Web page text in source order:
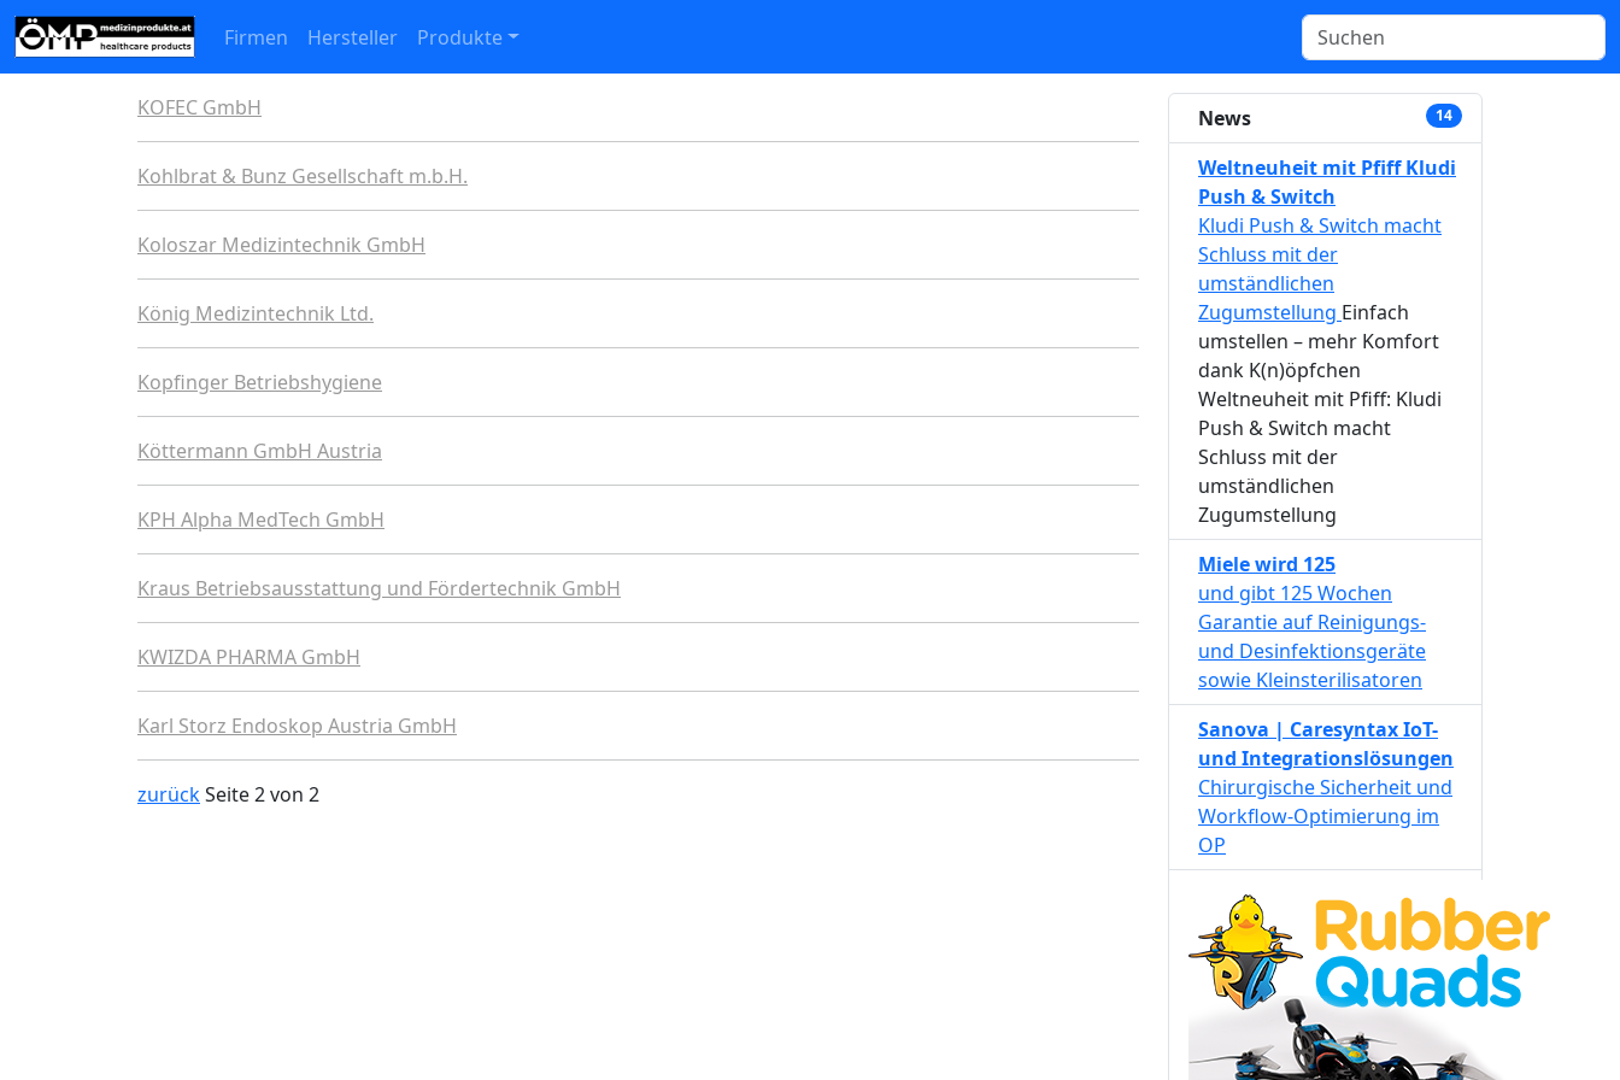
Firmen Hersteller Produkte
KOFEC GmbH
Kohlbrat & Bunz Gesellschaft m.b.H.
Koloszar Medizintechnik GmbH
König Medizintechnik Ltd.
Kopfinger Betriebshygiene
Köttermann GmbH Austria
KPH Alpha MedTech GmbH
Kraus Betriebsausstattung und Fördertechnik GmbH
KWIZDA PHARMA GmbH
Karl Storz Endoskop Austria GmbH
zurückSeite 2 von 2
News 14
Weltneuheit mit Pfiff Kludi
Push & Switch
Kludi Push & Switch macht
Schluss mit der
umständlichen
Zugumstellung Einfach
umstellen – mehr Komfort
dank K(n)öpfchen
Weltneuheit mit Pfiff: Kludi
Push & Switch macht
Schluss mit der
umständlichen
Zugumstellung
Miele wird 125
und gibt 125 Wochen
Garantie auf Reinigungs-
und Desinfektionsgeräte
sowie Kleinsterilisatoren
Sanova | Caresyntax IoT-
und Integrationslösungen
Chirurgische Sicherheit und
Workflow-Optimierung im
OP